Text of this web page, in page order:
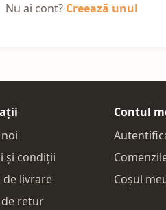
Nu ai cont? Creează unul
și condiții
de livrare
retur
Contul
Coșul